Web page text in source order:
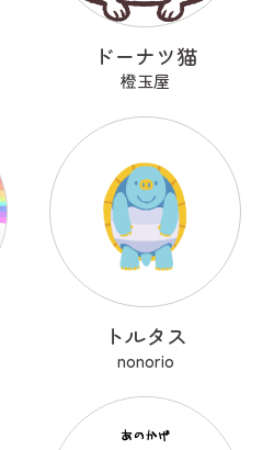
ドーナツ猫
橙玉屋
トルタス
nonorio